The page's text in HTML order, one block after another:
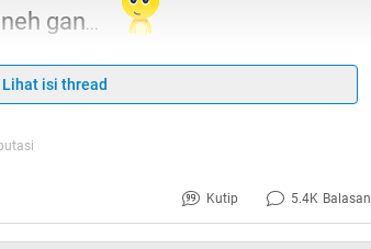
gan...
gan, ane naek Bis yg jaraknya 90km, dari
Timur gan)..
kiri jadi 2 kursi kan gan.. ane sebelahan ama
Lihat isi thread
Kutip 5.4K Balasan